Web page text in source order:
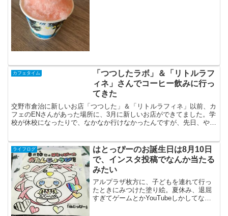
カフェタイム
「つつしたラボ」＆「リトルラフ
ィネ」さんでコーヒー飲みに行っ
てきた
交野市倉治に新しいお店「つつした」＆「リトルラフィネ」以前、カ
フェのENさんがあった場所に、3月に新しいお店ができてました。学
校が休校になったりで、なかなか行けなかったんですが、先日、やっ
ライフログ
はとっぴーのお誕生日は8月10日
で、インスタ投稿でなんか当たる
みたい
アルプラザ枚方に、子どもを連れて行っ
たときにみつけた塗り絵。夏休み、退屈
すぎてゲームとかYouTubeしかしてない